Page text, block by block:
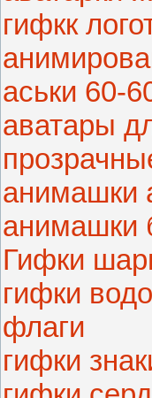
гифкк
аськи 60-
аватары
анимашки
анимашки
Гифки
гифки
флаги
гифки